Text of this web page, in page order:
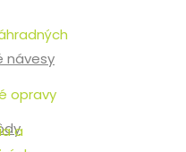
návesy
opravy
a